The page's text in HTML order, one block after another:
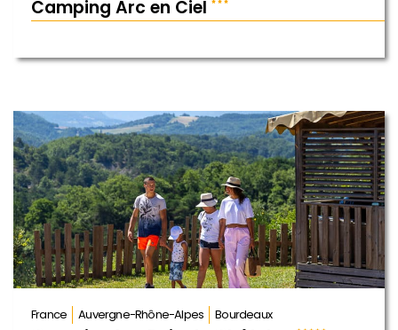
Camping Arc en Ciel
France Auvergne-Rhône-Alpes Bourdeaux